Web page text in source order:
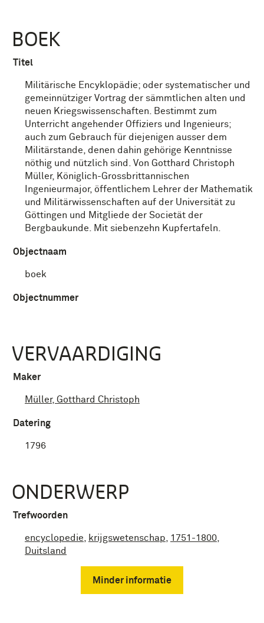
BOEK
Titel
Militärische Encyklopädie; oder systematischer und
gemeinnütziger Vortrag der sämmtlichen alten und
neuen Kriegswissenschaften. Bestimmt zum
Unterricht angehender Offiziers und Ingenieurs;
auch zum Gebrauch für diejenigen ausser dem
Militärstande, denen dahin gehörige Kenntnisse
nöthig und nützlich sind. Von Gotthard Christoph
Müller, Königlich-Grossbrittannischen
Ingenieurmajor, öffentlichem Lehrer der Mathematik
und Militärwissenschaften auf der Universität zu
Göttingen und Mitgliede der Societät der
Bergbaukunde. Mit siebenzehn Kupfertafeln.
Objectnaam
boek
Objectnummer
VERVAARDIGING
Maker
Müller, Gotthard Christoph
Datering
1796
ONDERWERP
Trefwoorden
encyclopedie krijgswetenschap 1751-1800
Duitsland
Minder informatie